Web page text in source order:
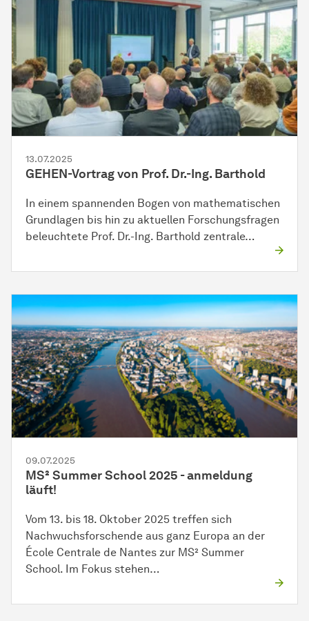
13.07.2025
GEHEN-Vortrag von Prof. Dr.-Ing. Barthold
In einem spannenden Bogen von mathematischen
Grundlagen bis hin zu aktuellen Forschungsfragen
beleuchtete Prof. Dr.-Ing. Barthold zentrale…
09.07.2025
MS² Summer School 2025 - anmeldung
läuft!
Vom 13. bis 18. Oktober 2025 treffen sich
Nachwuchsforschende aus ganz Europa an der
École Centrale de Nantes zur MS² Summer
School. Im Fokus stehen…